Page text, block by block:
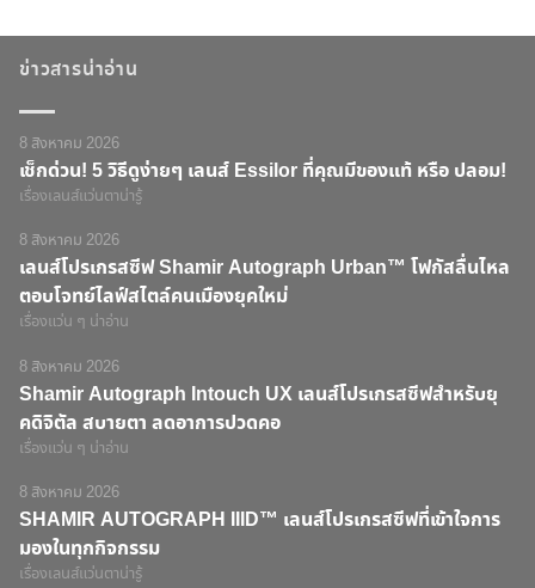
ข่าวสารน่าอ่าน
8 สิงหาคม 2026
เช็กด่วน! 5 วิธีดูง่ายๆ เลนส์ Essilor ที่คุณมีของแท้ หรือ ปลอม!
เรื่องเลนส์แว่นตาน่ารู้
8 สิงหาคม 2026
เลนส์โปรเกรสซีฟ Shamir Autograph Urban™ โฟกัสลื่นไหล
ตอบโจทย์ไลฟ์สไตล์คนเมืองยุคใหม่
เรื่องแว่น ๆ น่าอ่าน
8 สิงหาคม 2026
Shamir Autograph Intouch UX เลนส์โปรเกรสซีฟสำหรับยุ
คดิจิตัล สบายตา ลดอาการปวดคอ
เรื่องแว่น ๆ น่าอ่าน
8 สิงหาคม 2026
SHAMIR AUTOGRAPH IIID™ เลนส์โปรเกรสซีฟที่เข้าใจการ
มองในทุกกิจกรรม
เรื่องเลนส์แว่นตาน่ารู้